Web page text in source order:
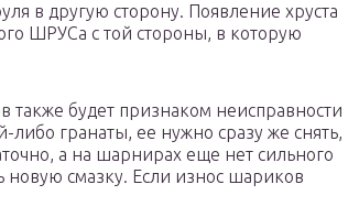
в другую сторону. Появление хруста
ШРУСа с той стороны, в которую
будет признаком неисправности
гранаты, ее нужно сразу же снять,
а на шарнирах еще нет сильного
новую смазку. Если износ шариков